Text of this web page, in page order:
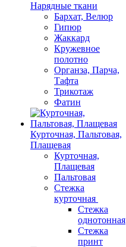
Нарядные ткани
Бархат, Велюр
Гипюр
Жаккард
Кружевное
полотно
Органза, Парча,
Тафта
Трикотаж
Фатин
Курточная, Пальтовая,
Плащевая
Курточная,
Плащевая
Пальтовая
Стежка
курточная
Стежка
однотонная
Стежка
принт